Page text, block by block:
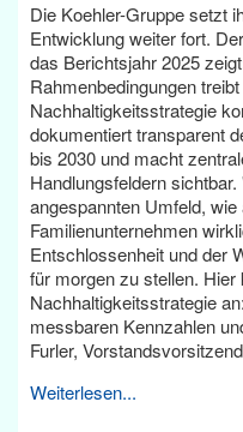
Die Koehler-Gruppe setzt
Entwicklung weiter fort.
das Berichtsjahr 2025
Rahmenbedingungen
Nachhaltigkeitsstrategie
dokumentiert transparent
bis 2030 und macht
Handlungsfeldern
angespannten Umfeld,
Familienunternehmen
Entschlossenheit und der
für morgen zu stellen. Hier
Nachhaltigkeitsstrategie
messbaren Kennzahlen
Furler,
Weiterlesen...